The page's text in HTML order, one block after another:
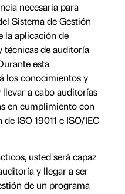
necesaria para
Sistema de Gestión
la aplicación de
técnicas de auditoría
esta
los conocimientos y
a cabo auditorías
en cumplimiento con
ISO 19011 e ISO/IEC
usted será capaz
y llegar a ser
de un programa